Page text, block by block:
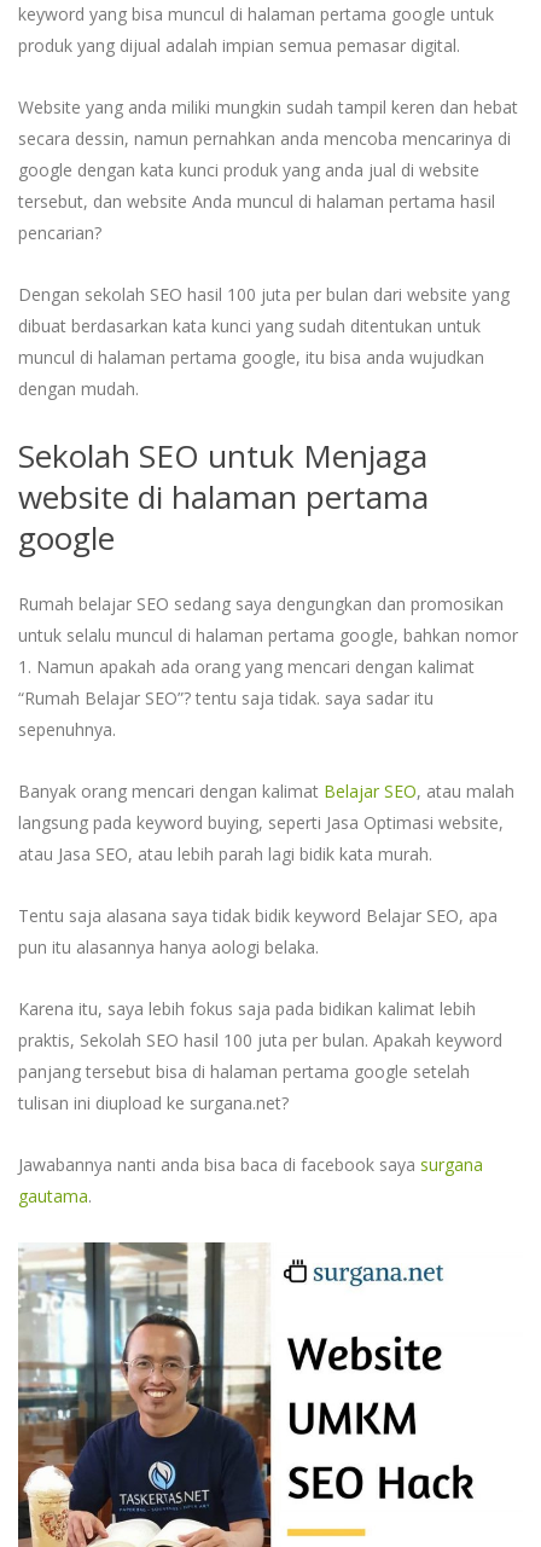
keyword yang bisa muncul di halaman pertama google untuk
produk yang dijual adalah impian semua pemasar digital.
Website yang anda miliki mungkin sudah tampil keren dan hebat
secara dessin, namun pernahkan anda mencoba mencarinya di
google dengan kata kunci produk yang anda jual di website
tersebut, dan website Anda muncul di halaman pertama hasil
pencarian?
Dengan sekolah SEO hasil 100 juta per bulan dari website yang
dibuat berdasarkan kata kunci yang sudah ditentukan untuk
muncul di halaman pertama google, itu bisa anda wujudkan
dengan mudah.
Sekolah SEO untuk Menjaga
website di halaman pertama
google
Rumah belajar SEO sedang saya dengungkan dan promosikan
untuk selalu muncul di halaman pertama google, bahkan nomor
1. Namun apakah ada orang yang mencari dengan kalimat
“Rumah Belajar SEO”? tentu saja tidak. saya sadar itu
sepenuhnya.
Banyak orang mencari dengan kalimat Belajar SEO, atau malah
langsung pada keyword buying, seperti Jasa Optimasi website,
atau Jasa SEO, atau lebih parah lagi bidik kata murah.
Tentu saja alasana saya tidak bidik keyword Belajar SEO, apa
pun itu alasannya hanya aologi belaka.
Karena itu, saya lebih fokus saja pada bidikan kalimat lebih
praktis, Sekolah SEO hasil 100 juta per bulan. Apakah keyword
panjang tersebut bisa di halaman pertama google setelah
tulisan ini diupload ke surgana.net?
Jawabannya nanti anda bisa baca di facebook saya surgana
gautama.